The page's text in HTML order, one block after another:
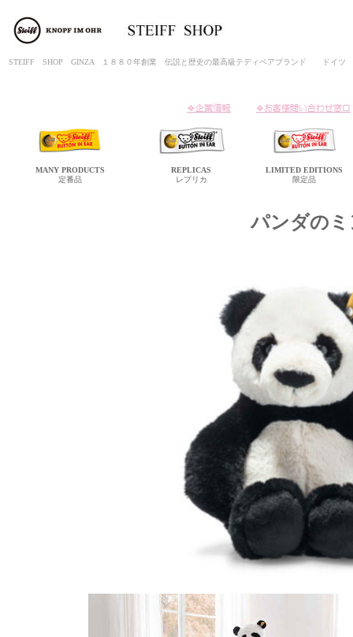
STEIFF SHOP GINZA １８８０年創業 伝説と歴史の最高級テディベアブランド ド
MANY PRODUCTS
定番品
REPLICAS
レプリカ
LIMITED EDITIONS
限定品
パンダのミ